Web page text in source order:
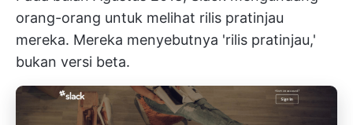
orang-orang untuk melihat rilis pratinjau
mereka. Mereka menyebutnya 'rilis pratinjau,'
bukan versi beta.